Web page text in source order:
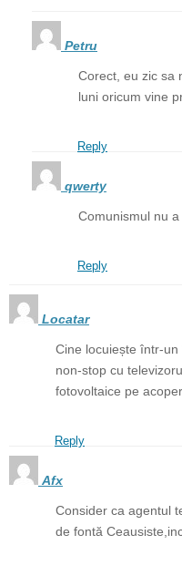
Petru
Corect, eu zic sa
luni oricum vine
Reply
qwerty
Comunismul nu a
Reply
Locatar
Cine locuiește într-un
non-stop cu
fotovoltaice pe
Reply
Afx
Consider ca agentul
de fontă